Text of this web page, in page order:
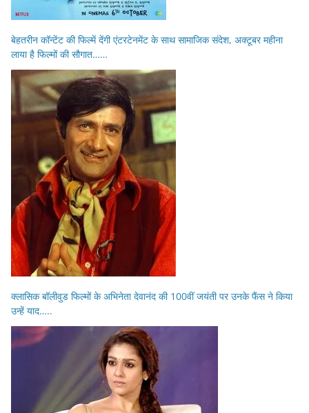
बेहतरीन कॉन्टेंट की फिल्में देंगी एंटरटेनमेंट के साथ सामाजिक संदेश, अक्टूबर महीना
लाया है फिल्मों की सौगात……
क्लासिक बॉलीवुड फिल्मों के अभिनेता देवानंद की 100वीं जयंती पर उनके फैंस ने किया
उन्हें याद…..